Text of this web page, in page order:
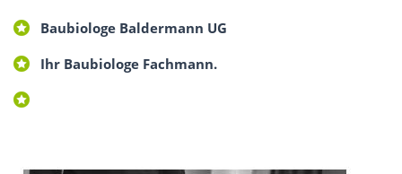
Baubiologe Baldermann UG
Ihr Baubiologe Fachmann.